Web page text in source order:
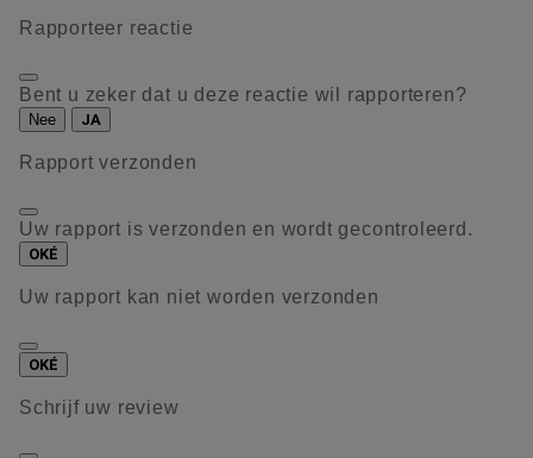
Rapporteer reactie
Bent u zeker dat u deze reactie wil rapporteren?
Nee JA
Rapport verzonden
Uw rapport is verzonden en wordt gecontroleerd.
OKÉ
Uw rapport kan niet worden verzonden
OKÉ
Schrijf uw review